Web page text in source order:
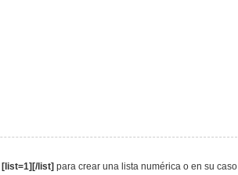
[list=1][/list] para crear una lista numérica o en su caso